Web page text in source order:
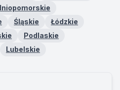
Śląskie
Łódzkie
Podlaskie
Lubelskie